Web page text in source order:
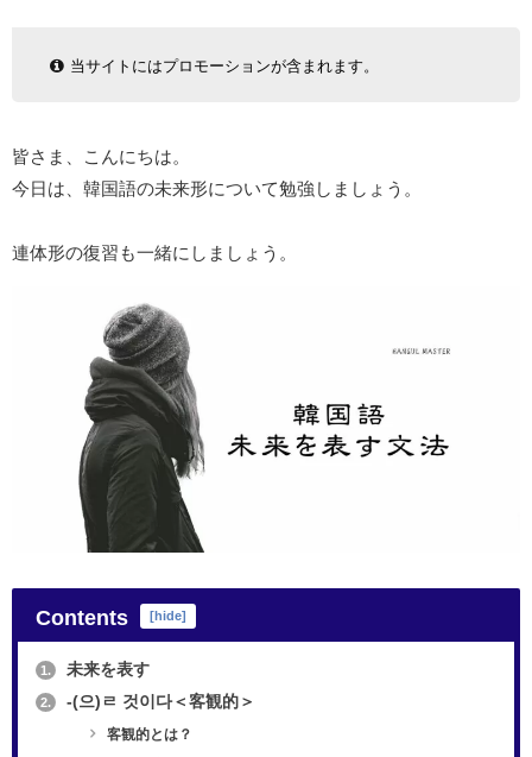
当サイトにはプロモーションが含まれます。
皆さま、こんにちは。
今日は、韓国語の未来形について勉強しましょう。
連体形の復習も一緒にしましょう。
Contents hide
1. 未来を表す
2. -(으)ㄹ 것이다＜客観的＞
客観的とは？